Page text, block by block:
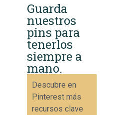
Guarda
nuestros
pins para
tenerlos
siempre a
mano.
Descubre en
Pinterest más
recursos clave